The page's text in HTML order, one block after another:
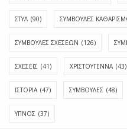
ΣΤΥΛ (90) ΣΥΜΒΟΥΛΕΣ
ΣΥΜΒΟΥΛΕΣ ΣΧΕΣΕΩΝ (126)
ΣΧΕΣΕΙΣ (41) ΧΡΙΣΤΟΥΓΕΝΝΑ (43)
ΙΣΤΟΡΊΑ (47) ΣΥΜΒΟΥΛΈΣ (48)
ΎΠΝΟΣ (37)